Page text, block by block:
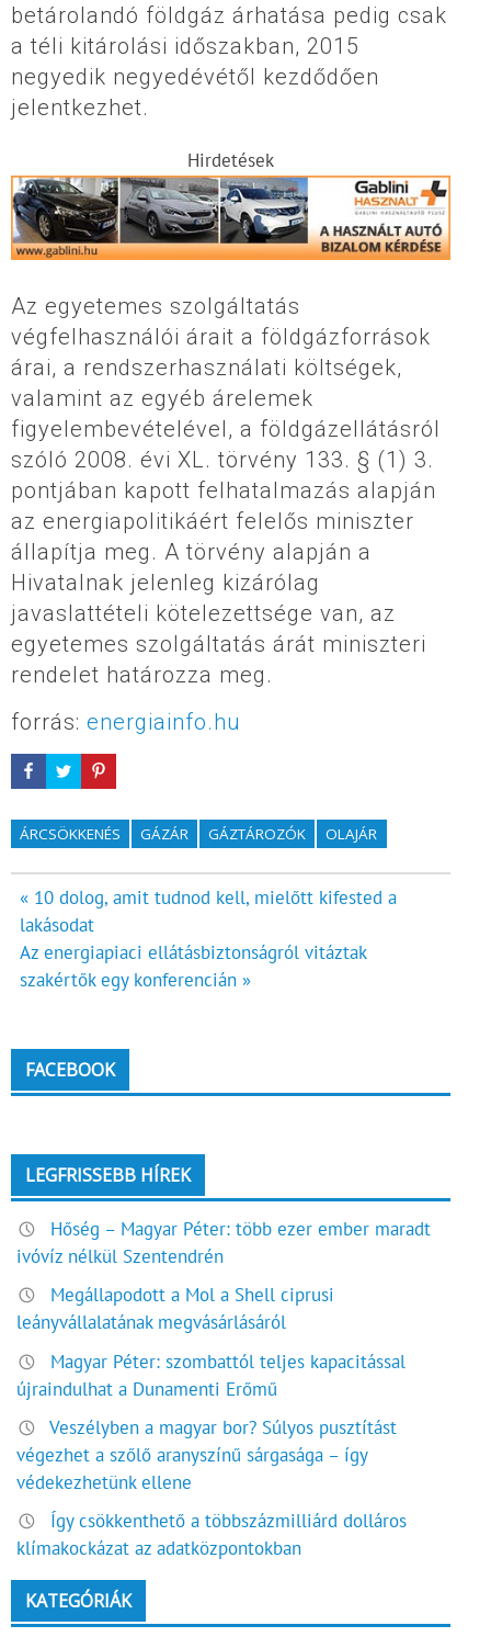
betárolandó földgáz árhatása pedig csak
a téli kitárolási időszakban, 2015
negyedik negyedévétől kezdődően
jelentkezhet.
Hirdetések
Az egyetemes szolgáltatás
végfelhasználói árait a földgázforrások
árai, a rendszerhasználati költségek,
valamint az egyéb árelemek
figyelembevételével, a földgázellátásról
szóló 2008. évi XL. törvény 133. § (1) 3.
pontjában kapott felhatalmazás alapján
az energiapolitikáért felelős miniszter
állapítja meg. A törvény alapján a
Hivatalnak jelenleg kizárólag
javaslattételi kötelezettsége van, az
egyetemes szolgáltatás árát miniszteri
rendelet határozza meg.
forrás: energiainfo.hu
ÁRCSÖKKENÉS GÁZÁR GÁZTÁROZÓK OLAJÁR
Bejegyzés
navigáció
« 10 dolog, amit tudnod kell, mielőtt kifested a
lakásodat
Az energiapiaci ellátásbiztonságról vitáztak
szakértők egy konferencián »
FACEBOOK
LEGFRISSEBB HÍREK
Hőség – Magyar Péter: több ezer ember maradt
ivóvíz nélkül Szentendrén
Megállapodott a Mol a Shell ciprusi
leányvállalatának megvásárlásáról
Magyar Péter: szombattól teljes kapacitással
újraindulhat a Dunamenti Erőmű
Veszélyben a magyar bor? Súlyos pusztítást
végezhet a szőlő aranyszínű sárgasága – így
védekezhetünk ellene
Így csökkenthető a többszázmilliárd dolláros
klímakockázat az adatközpontokban
KATEGÓRIÁK